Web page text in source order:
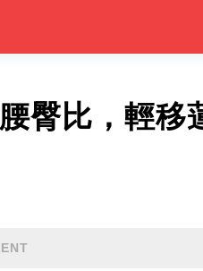
臀比，輕移